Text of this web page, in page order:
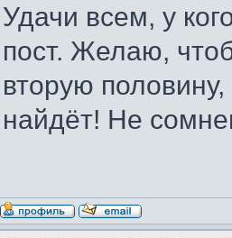
Удачи всем, у
пост. Желаю,
вторую
найдёт! Не